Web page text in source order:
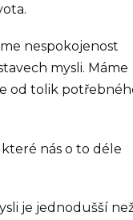
nespokojenost
mysli. Máme
od tolik
nás o to déle
je jednodušší